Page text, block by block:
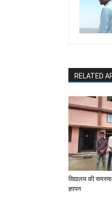
RELATED
विद्यालय की
ज्ञापन